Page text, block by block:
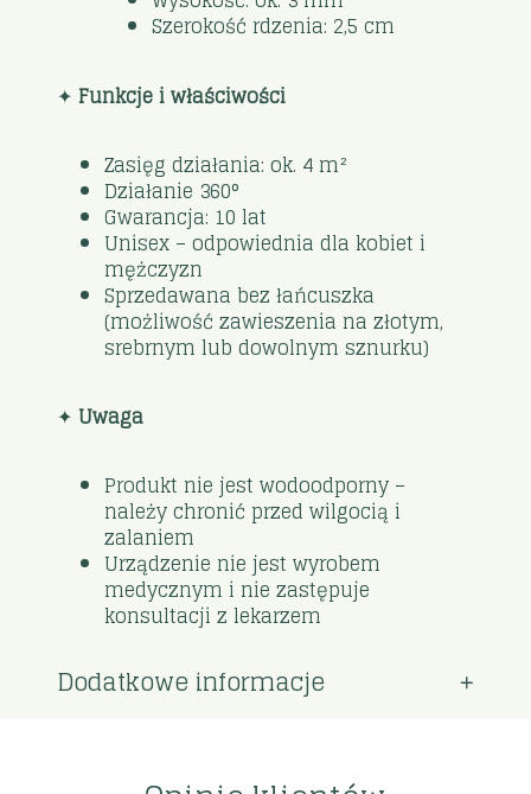
Szerokość rdzenia: 2,5 cm
✦ Funkcje i właściwości
Zasięg działania: ok. 4 m²
Działanie 360°
Gwarancja: 10 lat
Unisex – odpowiednia dla kobiet i
mężczyzn
Sprzedawana bez łańcuszka
(możliwość zawieszenia na złotym,
srebrnym lub dowolnym sznurku)
✦Uwaga
Produkt nie jest wodoodporny –
należy chronić przed wilgocią i
zalaniem
Urządzenie nie jest wyrobem
medycznym i nie zastępuje
konsultacji z lekarzem
Dodatkowe informacje